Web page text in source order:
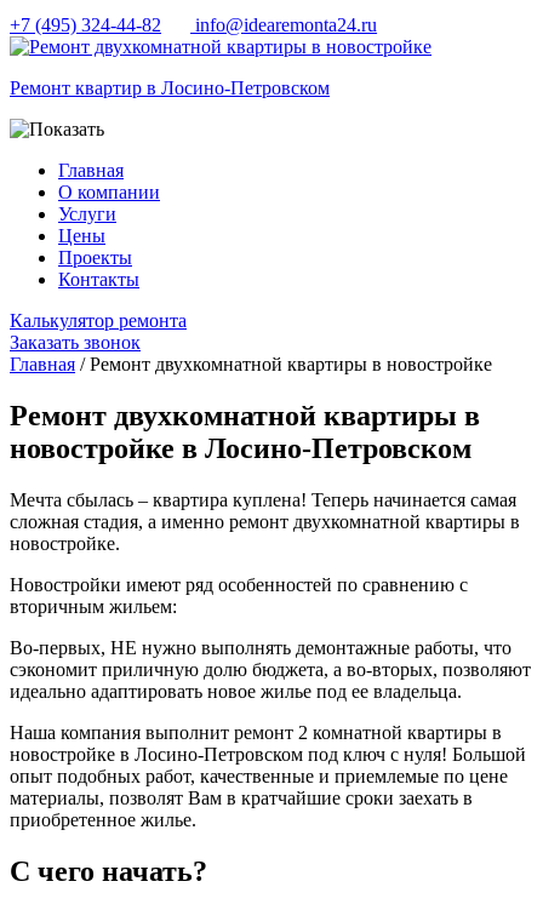
+7 (495) 324-44-82 info@idearemonta24.ru
Ремонт квартир в Лосино-Петровском
Главная
О компании
Услуги
Цены
Проекты
Контакты
Калькулятор ремонта
Заказать звонок
Главная / Ремонт двухкомнатной квартиры в новостройке
Ремонт двухкомнатной квартиры в
новостройке в Лосино-Петровском
Мечта сбылась – квартира куплена! Теперь начинается самая
сложная стадия, а именно ремонт двухкомнатной квартиры в
новостройке.
Новостройки имеют ряд особенностей по сравнению с
вторичным жильем:
Во-первых, НЕ нужно выполнять демонтажные работы, что
сэкономит приличную долю бюджета, а во-вторых, позволяют
идеально адаптировать новое жилье под ее владельца.
Наша компания выполнит ремонт 2 комнатной квартиры в
новостройке в Лосино-Петровском под ключ с нуля! Большой
опыт подобных работ, качественные и приемлемые по цене
материалы, позволят Вам в кратчайшие сроки заехать в
приобретенное жилье.
С чего начать?